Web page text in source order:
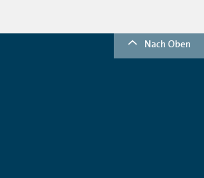
Nach Oben